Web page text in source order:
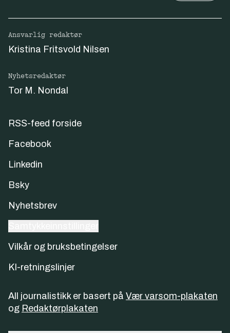
Ansvarlig redaktør
Kristina Fritsvold Nilsen
Nyhetsredaktør
Tor M. Nondal
RSS-feed forside
Facebook
Linkedin
Bsky
Nyhetsbrev
Vilkår og bruksbetingelser
KI-retningslinjer
All journalistikk er basert på Vær varsom-plakaten
og Redaktørplakaten